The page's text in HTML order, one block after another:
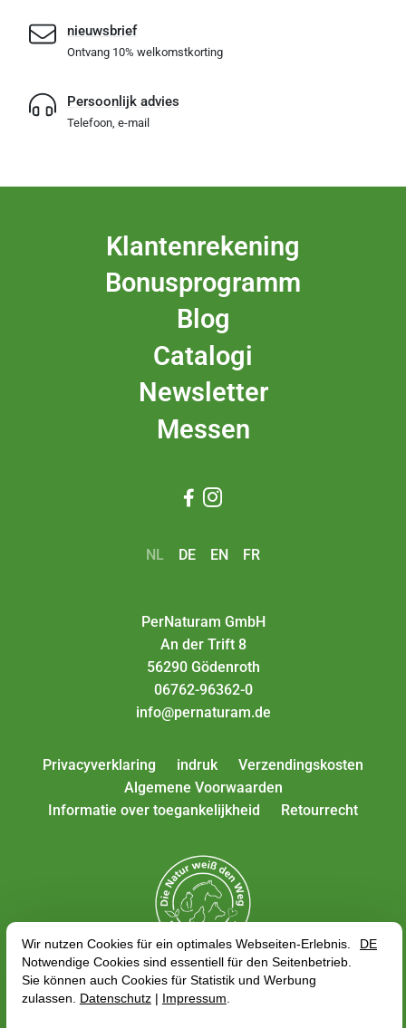
nieuwsbrief
Ontvang 10% welkomstkorting
Persoonlijk advies
Telefoon, e-mail
Klantenrekening
Bonusprogramm
Blog
Catalogi
Newsletter
Messen
 
NL DE EN FR
PerNaturam GmbH
An der Trift 8
56290 Gödenroth
06762-96362-0
info@pernaturam.de
Privacyverklaring indruk
Verzendingskosten
Algemene Voorwaarden
Informatie over toegankelijkheid
Retourrecht